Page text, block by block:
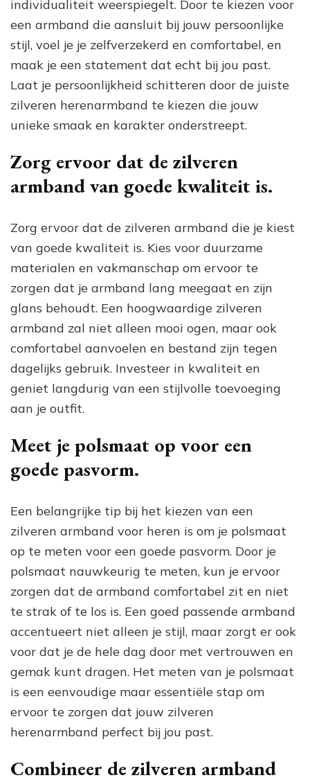
individualiteit weerspiegelt. Door te kiezen voor
een armband die aansluit bij jouw persoonlijke
stijl, voel je je zelfverzekerd en comfortabel, en
maak je een statement dat echt bij jou past.
Laat je persoonlijkheid schitteren door de juiste
zilveren herenarmband te kiezen die jouw
unieke smaak en karakter onderstreept.
Zorg ervoor dat de zilveren
armband van goede kwaliteit is.
Zorg ervoor dat de zilveren armband die je kiest
van goede kwaliteit is. Kies voor duurzame
materialen en vakmanschap om ervoor te
zorgen dat je armband lang meegaat en zijn
glans behoudt. Een hoogwaardige zilveren
armband zal niet alleen mooi ogen, maar ook
comfortabel aanvoelen en bestand zijn tegen
dagelijks gebruik. Investeer in kwaliteit en
geniet langdurig van een stijlvolle toevoeging
aan je outfit.
Meet je polsmaat op voor een
goede pasvorm.
Een belangrijke tip bij het kiezen van een
zilveren armband voor heren is om je polsmaat
op te meten voor een goede pasvorm. Door je
polsmaat nauwkeurig te meten, kun je ervoor
zorgen dat de armband comfortabel zit en niet
te strak of te los is. Een goed passende armband
accentueert niet alleen je stijl, maar zorgt er ook
voor dat je de hele dag door met vertrouwen en
gemak kunt dragen. Het meten van je polsmaat
is een eenvoudige maar essentiële stap om
ervoor te zorgen dat jouw zilveren
herenarmband perfect bij jou past.
Combineer de zilveren armband